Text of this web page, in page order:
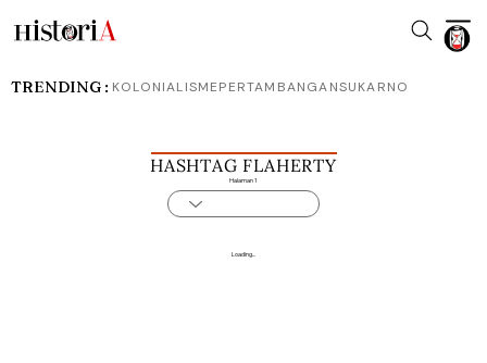
HASHTAG FLAHERTY
Halaman 1
Loading...
TRENDING : KOLONIALISMEPERTAMBANGANSUKARNO